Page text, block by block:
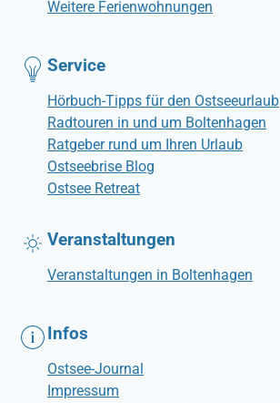
Weitere Ferienwohnungen
Service
Hörbuch-Tipps für den Ostseeurlaub
Radtouren in und um Boltenhagen
Ratgeber rund um Ihren Urlaub
Ostseebrise Blog
Ostsee Retreat
Veranstaltungen
Veranstaltungen in Boltenhagen
Infos
Ostsee-Journal
Impressum